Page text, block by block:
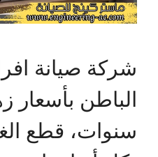
شركة صيانة
الباطن بأسعار
سنوات، قطع